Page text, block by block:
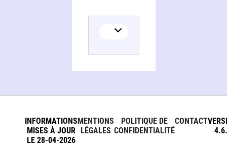
INFORMATIONS
MISES À JOUR
LE 28-04-2026
MENTIONS
LÉGALES
POLITIQUE DE
CONFIDENTIALITÉ
CONTACT